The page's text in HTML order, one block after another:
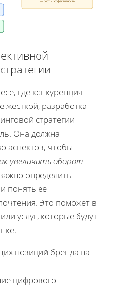
— рост и эффективность
где конкуренция
жесткой, разработка
стратегии
Она должна
аспектов, чтобы
увеличить оборот
определить
понять ее
Это поможет в
услуг, которые будут
позиций бренда на
цифрового